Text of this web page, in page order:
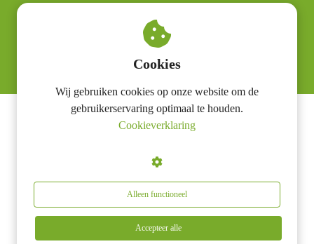
Cookies
Wij gebruiken cookies op onze website om de
gebruikerservaring optimaal te houden.
Cookieverklaring
Alleen functioneel
Accepteer alle